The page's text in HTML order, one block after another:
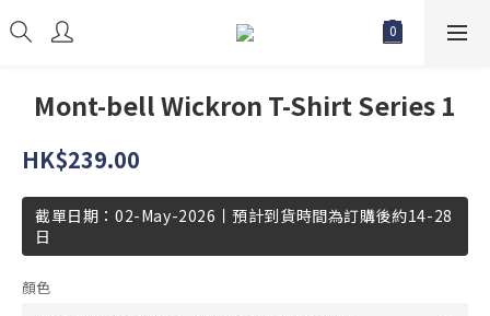
Mont-bell Wickron T-Shirt Series 1
HK$239.00
截單日期：02-May-2026丨預計到貨時間為訂購後約14-28
日
顏色